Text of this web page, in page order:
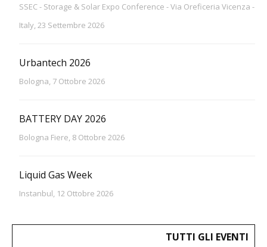
SSEC - Storage & Solar Expo Conference - Via Oreficeria Vicenza -
Italy, 23 Settembre 2026
Urbantech 2026
Bologna, 7 Ottobre 2026
BATTERY DAY 2026
Bologna Fiere, 8 Ottobre 2026
Liquid Gas Week
Instanbul, 12 Ottobre 2026
TUTTI GLI EVENTI